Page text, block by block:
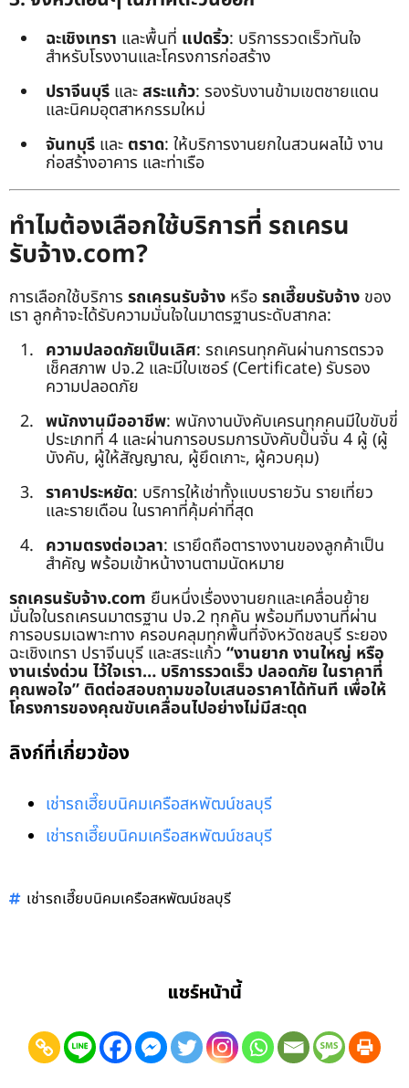
ฉะเชิงเทรา และพื้นที่ แปดริ้ว: บริการรวดเร็วทันใจ
สำหรับโรงงานและโครงการก่อสร้าง
ปราจีนบุรี และสระแก้ว: รองรับงานข้ามเขตชายแดน
และนิคมอุตสาหกรรมใหม่
จันทบุรี และ ตราด: ให้บริการงานยกในสวนผลไม้ งาน
ก่อสร้างอาคาร และท่าเรือ
ทำไมต้องเลือกใช้บริการที่ รถเครน
รับจ้าง.com?
การเลือกใช้บริการ รถเครนรับจ้าง หรือรถเฮี๊ยบรับจ้าง ของ
เรา ลูกค้าจะได้รับความมั่นใจในมาตรฐานระดับสากล:
ความปลอดภัยเป็นเลิศ: รถเครนทุกคันผ่านการตรวจ
เช็คสภาพ ปจ.2 และมีใบเซอร์ (Certificate) รับรอง
ความปลอดภัย
พนักงานมืออาชีพ: พนักงานบังคับเครนทุกคนมีใบขับขี่
ประเภทที่ 4 และผ่านการอบรมการบังคับปั้นจั่น 4 ผู้ (ผู้
บังคับ, ผู้ให้สัญญาณ, ผู้ยึดเกาะ, ผู้ควบคุม)
ราคาประหยัด: บริการให้เช่าทั้งแบบรายวัน รายเที่ยว
และรายเดือน ในราคาที่คุ้มค่าที่สุด
ความตรงต่อเวลา: เรายึดถือตารางงานของลูกค้าเป็น
สำคัญ พร้อมเข้าหน้างานตามนัดหมาย
รถเครนรับจ้าง.com ยืนหนึ่งเรื่องงานยกและเคลื่อนย้าย
มั่นใจในรถเครนมาตรฐาน ปจ.2 ทุกคัน พร้อมทีมงานที่ผ่าน
การอบรมเฉพาะทาง ครอบคลุมทุกพื้นที่จังหวัดชลบุรี ระยอง
ฉะเชิงเทรา ปราจีนบุรี และสระแก้ว “งานยาก งานใหญ่ หรือ
งานเร่งด่วน ไว้ใจเรา… บริการรวดเร็ว ปลอดภัย ในราคาที่
คุณพอใจ” ติดต่อสอบถามขอใบเสนอราคาได้ทันที เพื่อให้
โครงการของคุณขับเคลื่อนไปอย่างไม่มีสะดุด
ลิงก์ที่เกี่ยวข้อง
เช่ารถเฮี๊ยบนิคมเครือสหพัฒน์ชลบุรี
เช่ารถเฮี๊ยบนิคมเครือสหพัฒน์ชลบุรี
เช่ารถเฮี๊ยบนิคมเครือสหพัฒน์ชลบุรี
แชร์หน้านี้